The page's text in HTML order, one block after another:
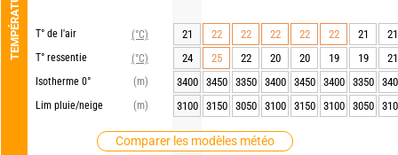
TEMPÉRATURE T° de l'air
(°C)
T° ressentie
(°C)
Isotherme 0°
(m)
Lim pluie/neige
(m)
Comparer les modèles météo
21 22 22 22 22 22 21
21
24
25 22 20 20 19 19
21
3400
3450 3350 3400 3450 3400 3350
3100
3150 3050 3100 3150 3100 3050